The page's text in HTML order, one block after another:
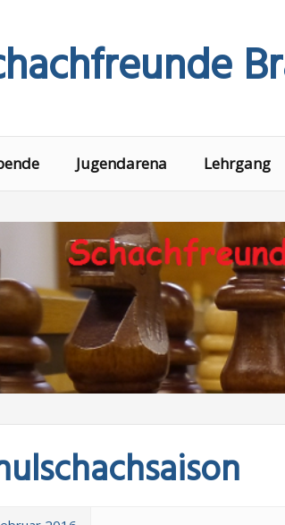
Jugendarena Lehrgang